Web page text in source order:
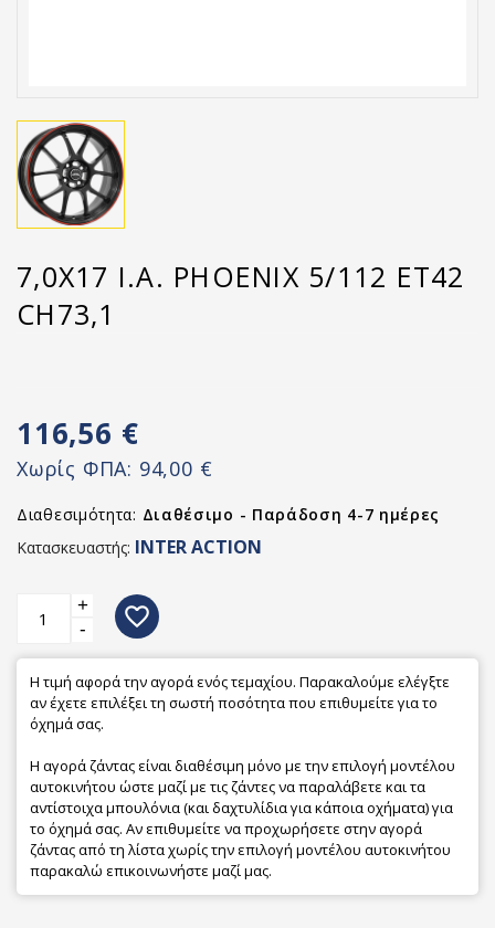
7,0X17 I.A. PHOENIX 5/112 ET42
CH73,1
116,56 €
Χωρίς ΦΠΑ: 94,00 €
Διαθεσιμότητα: Διαθέσιμο - Παράδοση 4-7 ημέρες
Κατασκευαστής: INTER ACTION
+
-
favorite_border
Η τιμή αφορά την αγορά ενός τεμαχίου. Παρακαλούμε ελέγξτε
αν έχετε επιλέξει τη σωστή ποσότητα που επιθυμείτε για το
όχημά σας.
Η αγορά ζάντας είναι διαθέσιμη μόνο με την επιλογή μοντέλου
αυτοκινήτου ώστε μαζί με τις ζάντες να παραλάβετε και τα
αντίστοιχα μπουλόνια (και δαχτυλίδια για κάποια οχήματα) για
το όχημά σας. Αν επιθυμείτε να προχωρήσετε στην αγορά
ζάντας από τη λίστα χωρίς την επιλογή μοντέλου αυτοκινήτου
παρακαλώ επικοινωνήστε μαζί μας.